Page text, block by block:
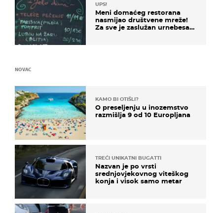
UPS!
Meni domaćeg restorana
nasmijao društvene mreže!
Za sve je zaslužan urnebesan
NOVAC
KAMO BI OTIŠLI?
O preseljenju u inozemstvo
razmišlja 9 od 10 Europljana
TREĆI UNIKATNI BUGATTI
Nazvan je po vrsti
srednjovjekovnog viteškog
konja i visok samo metar